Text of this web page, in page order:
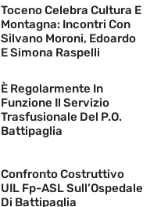
Toceno Celebra Cultura E
Montagna: Incontri Con
Silvano Moroni, Edoardo
E Simona Raspelli
È Regolarmente In
Funzione Il Servizio
Trasfusionale Del P.O.
Battipaglia
Confronto Costruttivo
UIL Fp-ASL Sull’Ospedale
Di Battipaglia